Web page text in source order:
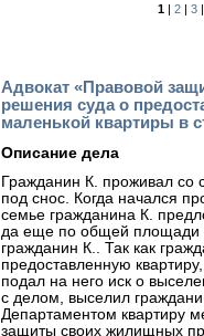
1 2 3
Адвокат «Правовой
решения суда о
маленькой квартиры в
Описание дела
Гражданин К. проживал со
под снос. Когда начался
семье гражданина К.
да еще по общей площади
гражданин К.. Так как
предоставленную
подал на него иск о
с делом, выселил
Департаментом квартиру
защиты своих жилищных